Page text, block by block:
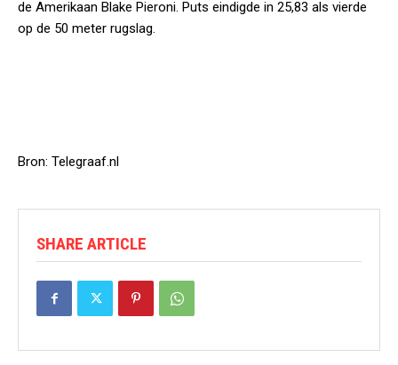
de Amerikaan Blake Pieroni. Puts eindigde in 25,83 als vierde
op de 50 meter rugslag.
Bron: Telegraaf.nl
SHARE ARTICLE